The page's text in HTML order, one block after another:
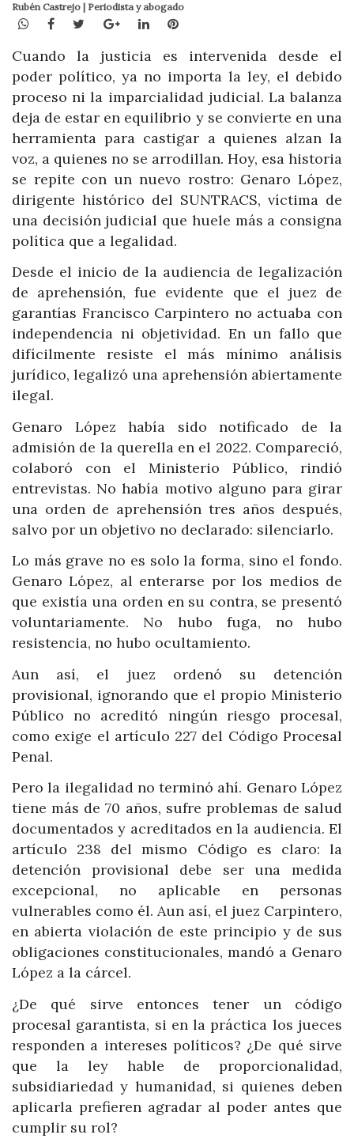
Rubén Castrejo | Periodista y abogado
WhatsApp
Facebook
TwitterGoogle+LinkedInPinterest
Cuando la justicia es intervenida desde el
poder político, ya no importa la ley, el debido
proceso ni la imparcialidad judicial. La balanza
deja de estar en equilibrio y se convierte en una
herramienta para castigar a quienes alzan la
voz, a quienes no se arrodillan. Hoy, esa historia
se repite con un nuevo rostro: Genaro López,
dirigente histórico del SUNTRACS, víctima de
una decisión judicial que huele más a consigna
política que a legalidad.
Desde el inicio de la audiencia de legalización
de aprehensión, fue evidente que el juez de
garantías Francisco Carpintero no actuaba con
independencia ni objetividad. En un fallo que
difícilmente resiste el más mínimo análisis
jurídico, legalizó una aprehensión abiertamente
ilegal.
Genaro López había sido notificado de la
admisión de la querella en el 2022. Compareció,
colaboró con el Ministerio Público, rindió
entrevistas. No había motivo alguno para girar
una orden de aprehensión tres años después,
salvo por un objetivo no declarado: silenciarlo.
Lo más grave no es solo la forma, sino el fondo.
Genaro López, al enterarse por los medios de
que existía una orden en su contra, se presentó
voluntariamente. No hubo fuga, no hubo
resistencia, no hubo ocultamiento.
Aun así, el juez ordenó su detención
provisional, ignorando que el propio Ministerio
Público no acreditó ningún riesgo procesal,
como exige el artículo 227 del Código Procesal
Penal.
Pero la ilegalidad no terminó ahí. Genaro López
tiene más de 70 años, sufre problemas de salud
documentados y acreditados en la audiencia. El
artículo 238 del mismo Código es claro: la
detención provisional debe ser una medida
excepcional, no aplicable en personas
vulnerables como él. Aun así, el juez Carpintero,
en abierta violación de este principio y de sus
obligaciones constitucionales, mandó a Genaro
López a la cárcel.
¿De qué sirve entonces tener un código
procesal garantista, si en la práctica los jueces
responden a intereses políticos? ¿De qué sirve
que la ley hable de proporcionalidad,
subsidiariedad y humanidad, si quienes deben
aplicarla prefieren agradar al poder antes que
cumplir su rol?